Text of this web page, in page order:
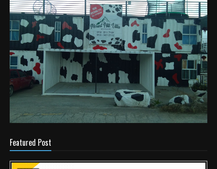
Featured Post